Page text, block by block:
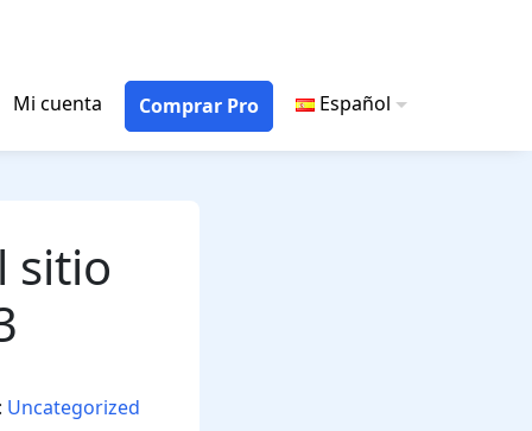
Mi cuenta Comprar Pro Español
sitio
Uncategorized